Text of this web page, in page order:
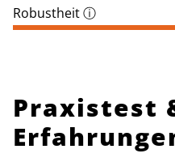
Robustheitⓘ
Praxistest